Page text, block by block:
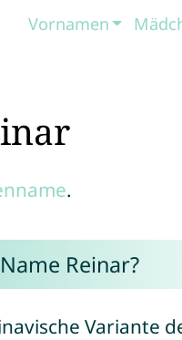
Vornamen
.
Reinar?
Variante